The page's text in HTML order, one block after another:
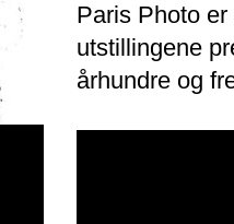
Paris Photo
utstillingene
århundre og